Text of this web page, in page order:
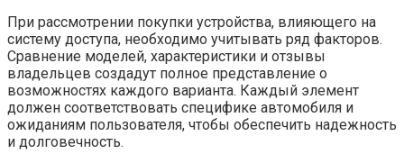
При рассмотрении покупки устройства, влияющего на
систему доступа, необходимо учитывать ряд факторов.
Сравнение моделей, характеристики и отзывы
владельцев создадут полное представление о
возможностях каждого варианта. Каждый элемент
должен соответствовать специфике автомобиля и
ожиданиям пользователя, чтобы обеспечить надежность
и долговечность.